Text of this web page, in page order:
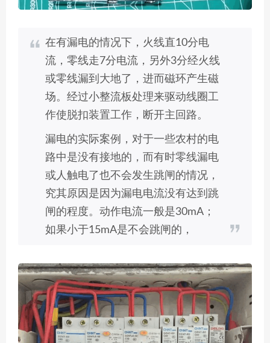
在有漏电的情况下，火线直10分电
流，零线走7分电流，另外3分经火线
或零线漏到大地了，进而磁环产生磁
场。经过小整流板处理来驱动线圈工
作使脱扣装置工作，断开主回路。
漏电的实际案例，对于一些农村的电
路中是没有接地的，而有时零线漏电
或人触电了也不会发生跳闸的情况，
究其原因是因为漏电电流没有达到跳
闸的程度。动作电流一般是30mA；
如果小于15mA是不会跳闸的，